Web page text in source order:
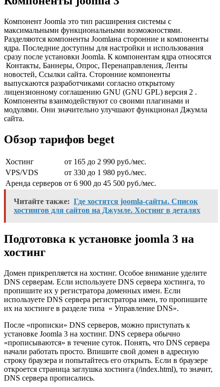
Компонент Joomla это тип расширения системы с
максимальными функциональными возможностями.
Разделяются компоненты Joomlaна сторонние и компоненты
ядра. Последние доступны для настройки и использования
сразу после установки Joomla. К компонентам ядра относятся
Контакты, Баннеры, Опрос, Перенаправления, Ленты
новостей, Ссылки сайта. Сторонние компоненты
выпускаются разработчиками согласно открытому
лицензионному соглашению GNU (GNU GPL) версия 2 .
Компоненты взаимодействуют со своими плагинами и
модулями. Они значительно улучшают функционал Джумла
сайта.
Обзор тарифов beget
Хостинг
от 165 до 2 990 руб./мес.
VPS/VDS
от 330 до 1 980 руб./мес.
Аренда серверов от 6 900 до 45 500 руб./мес.
Читайте также: Где хостятся joomla-сайты. Список
хостингов для сайтов на Джумле. Хостинг в деталях
Подготовка к установке joomla 3 на
хостинг
Домен прикрепляется на хостинг. Особое внимание уделите
DNS серверам. Если используете DNS сервера хостинга, то
пропишите их у регистратора доменных имен. Если
используете DNS сервера регистратора имен, то пропишите
их на хостинге в разделе типа « Управление DNS».
После «прописки» DNS серверов, можно приступать к
установке Joomla 3 на хостинг. DNS сервера обычно
«прописываются» в течение суток. Понять, что DNS сервера
начали работать просто. Впишите свой домен в адресную
строку браузера и попытайтесь его открыть. Если в браузере
откроется страница заглушка хостинга (/index.html), то значит,
DNS сервера прописались.